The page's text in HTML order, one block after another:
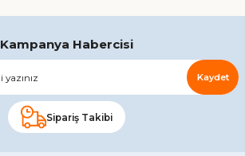
Gönder
Kampanya Habercisi
Kaydet
Sipariş Takibi